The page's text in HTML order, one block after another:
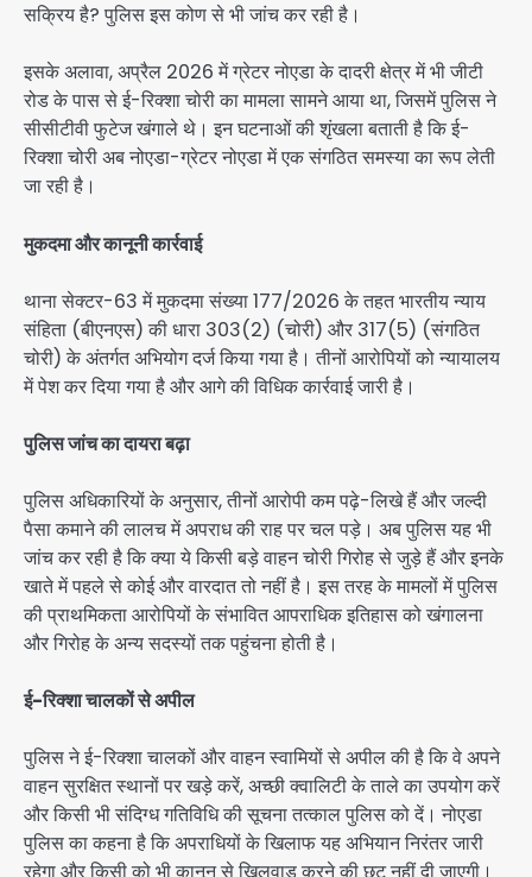
सक्रिय है? पुलिस इस कोण से भी जांच कर रही है।
इसके अलावा, अप्रैल 2026 में ग्रेटर नोएडा के दादरी क्षेत्र में भी जीटी
रोड के पास से ई-रिक्शा चोरी का मामला सामने आया था, जिसमें पुलिस ने
सीसीटीवी फुटेज खंगाले थे। इन घटनाओं की शृंखला बताती है कि ई-
रिक्शा चोरी अब नोएडा-ग्रेटर नोएडा में एक संगठित समस्या का रूप लेती
जा रही है।
मुकदमा और कानूनी कार्रवाई
थाना सेक्टर-63 में मुकदमा संख्या 177/2026 के तहत भारतीय न्याय
संहिता (बीएनएस) की धारा 303(2) (चोरी) और 317(5) (संगठित
चोरी) के अंतर्गत अभियोग दर्ज किया गया है। तीनों आरोपियों को न्यायालय
में पेश कर दिया गया है और आगे की विधिक कार्रवाई जारी है।
पुलिस जांच का दायरा बढ़ा
पुलिस अधिकारियों के अनुसार, तीनों आरोपी कम पढ़े-लिखे हैं और जल्दी
पैसा कमाने की लालच में अपराध की राह पर चल पड़े। अब पुलिस यह भी
जांच कर रही है कि क्या ये किसी बड़े वाहन चोरी गिरोह से जुड़े हैं और इनके
खाते में पहले से कोई और वारदात तो नहीं है। इस तरह के मामलों में पुलिस
की प्राथमिकता आरोपियों के संभावित आपराधिक इतिहास को खंगालना
और गिरोह के अन्य सदस्यों तक पहुंचना होती है।
ई-रिक्शा चालकों से अपील
पुलिस ने ई-रिक्शा चालकों और वाहन स्वामियों से अपील की है कि वे अपने
वाहन सुरक्षित स्थानों पर खड़े करें, अच्छी क्वालिटी के ताले का उपयोग करें
और किसी भी संदिग्ध गतिविधि की सूचना तत्काल पुलिस को दें। नोएडा
पुलिस का कहना है कि अपराधियों के खिलाफ यह अभियान निरंतर जारी